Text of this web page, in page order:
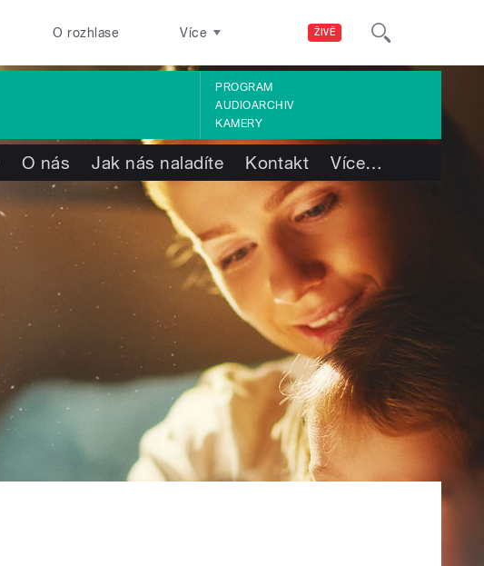
ŽIVĚ
O rozhlase Více
PROGRAM
AUDIOARCHIV
KAMERY
O nás Jak nás naladíte Kontakt Více…